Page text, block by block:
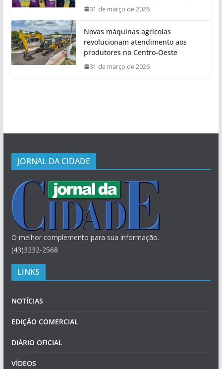
31 de março de 2026
Novas máquinas agrícolas
revolucionam atendimento aos
produtores no Centro-Oeste
31 de março de 2026
JORNAL DA CIDADE
O melhor complemento para sua informação.
(43)3232-2568
LINKS
NOTÍCIAS
EDIÇÃO COMERCIAL
DIÁRIO OFICIAL
VÍDEOS